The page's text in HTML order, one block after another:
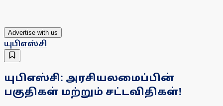
Advertise with us
யுபிஎஸ்சி
யுபிஎஸ்சி: அரசியலமைப்பின்
பகுதிகள் மற்றும் சட்டவிதிகள்!